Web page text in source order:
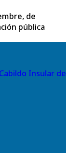
de
pública
Cabildo Insular de